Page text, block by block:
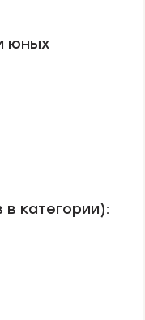
юных
категории):